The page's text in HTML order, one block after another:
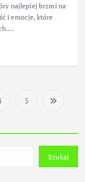
najlepiej brzmi na
i emocje, które
5
Szukaj